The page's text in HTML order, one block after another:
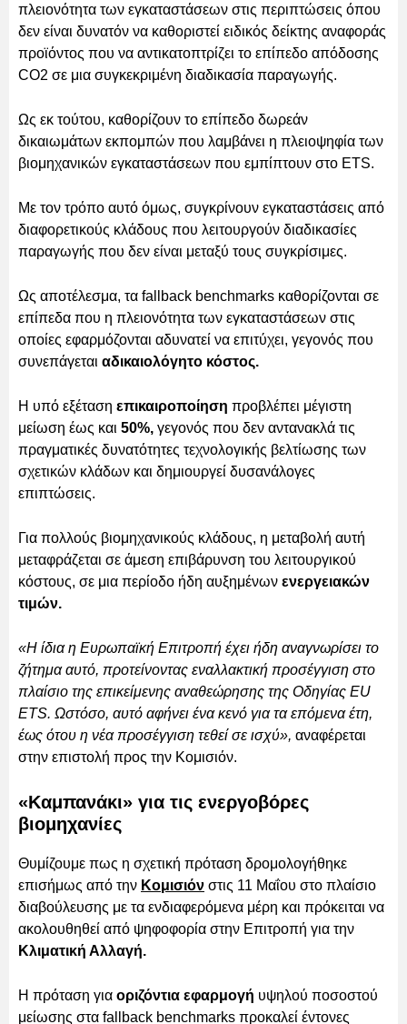
πλειονότητα των εγκαταστάσεων στις περιπτώσεις όπου
δεν είναι δυνατόν να καθοριστεί ειδικός δείκτης αναφοράς
προϊόντος που να αντικατοπτρίζει το επίπεδο απόδοσης
CO2 σε μια συγκεκριμένη διαδικασία παραγωγής.
Ως εκ τούτου, καθορίζουν το επίπεδο δωρεάν
δικαιωμάτων εκπομπών που λαμβάνει η πλειοψηφία των
βιομηχανικών εγκαταστάσεων που εμπίπτουν στο ETS.
Με τον τρόπο αυτό όμως, συγκρίνουν εγκαταστάσεις από
διαφορετικούς κλάδους που λειτουργούν διαδικασίες
παραγωγής που δεν είναι μεταξύ τους συγκρίσιμες.
Ως αποτέλεσμα, τα fallback benchmarks καθορίζονται σε
επίπεδα που η πλειονότητα των εγκαταστάσεων στις
οποίες εφαρμόζονται αδυνατεί να επιτύχει, γεγονός που
συνεπάγεται αδικαιολόγητο κόστος.
Η υπό εξέταση επικαιροποίηση προβλέπει μέγιστη
μείωση έως και 50%, γεγονός που δεν αντανακλά τις
πραγματικές δυνατότητες τεχνολογικής βελτίωσης των
σχετικών κλάδων και δημιουργεί δυσανάλογες
επιπτώσεις.
Για πολλούς βιομηχανικούς κλάδους, η μεταβολή αυτή
μεταφράζεται σε άμεση επιβάρυνση του λειτουργικού
κόστους, σε μια περίοδο ήδη αυξημένων ενεργειακών
τιμών.
«Η ίδια η Ευρωπαϊκή Επιτροπή έχει ήδη αναγνωρίσει το
ζήτημα αυτό, προτείνοντας εναλλακτική προσέγγιση στο
πλαίσιο της επικείμενης αναθεώρησης της Οδηγίας EU
ETS. Ωστόσο, αυτό αφήνει ένα κενό για τα επόμενα έτη,
έως ότου η νέα προσέγγιση τεθεί σε ισχύ», αναφέρεται
στην επιστολή προς την Κομισιόν.
«Καμπανάκι» για τις ενεργοβόρες
βιομηχανίες
Θυμίζουμε πως η σχετική πρόταση δρομολογήθηκε
επισήμως από την Κομισιόν στις 11 Μαΐου στο πλαίσιο
διαβούλευσης με τα ενδιαφερόμενα μέρη και πρόκειται να
ακολουθηθεί από ψηφοφορία στην Επιτροπή για την
Κλιματική Αλλαγή.
Η πρόταση για οριζόντια εφαρμογή υψηλού ποσοστού
μείωσης στα fallback benchmarks προκαλεί έντονες